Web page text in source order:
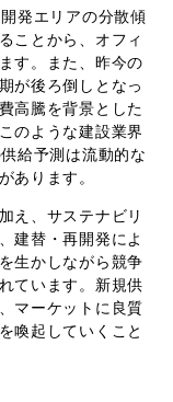
発エリアの分散傾
ことから、オフィ
す。また、昨今の
が後ろ倒しとなっ
高騰を背景とした
のような建設業界
給予測は流動的な
あります。
え、サステナビリ
建替・再開発によ
生かしながら競争
ています。新規供
マーケットに良質
喚起していくこと